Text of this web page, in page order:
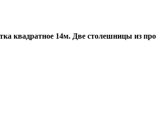
квадратное 14м. Две столешницы из